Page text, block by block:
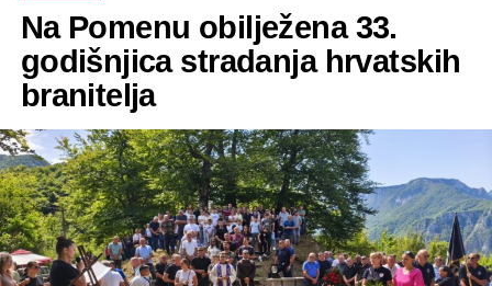
Na Pomenu obilježena 33.
godišnjica stradanja hrvatskih
branitelja